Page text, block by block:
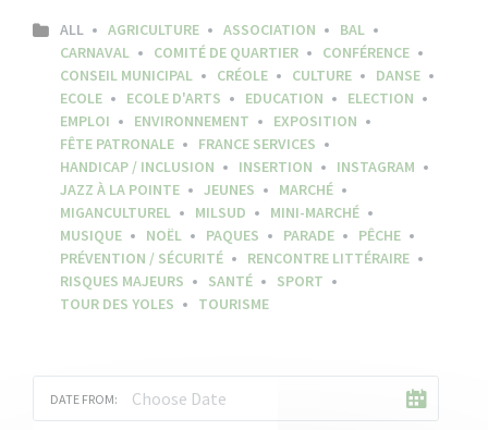
ALL AGRICULTURE ASSOCIATION
BAL
CARNAVAL
COMITÉ DE QUARTIER
CONFÉRENCE
CONSEIL MUNICIPAL
CRÉOLE CULTURE
DANSE
ECOLE
ECOLE D'ARTS EDUCATION
ELECTION
EMPLOI
ENVIRONNEMENT
EXPOSITION
FÊTE PATRONALE
FRANCE SERVICES
HANDICAP / INCLUSION
INSERTION
INSTAGRAM
JAZZ À LA POINTE
JEUNES
MARCHÉ
MIGANCULTUREL
MILSUD
MINI-MARCHÉ
MUSIQUE
NOËL PAQUES PARADE
PÊCHE
PRÉVENTION / SÉCURITÉ
RENCONTRE LITTÉRAIRE
RISQUES MAJEURS
SANTÉ
SPORT
TOUR DES YOLES
TOURISME
DATE FROM: